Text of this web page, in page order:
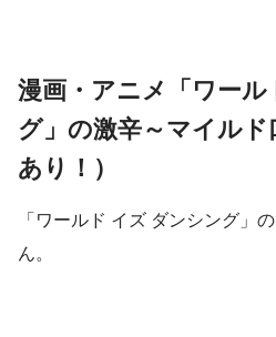
漫画・アニメ「ワー
グ」の激辛～マイル
あり！）
「ワールド イズ ダンシング」
ん。